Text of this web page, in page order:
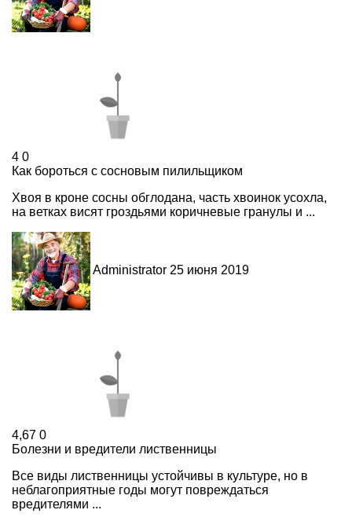
4 0
Как бороться с сосновым пилильщиком
Хвоя в кроне сосны обглодана, часть хвоинок усохла,
на ветках висят гроздьями коричневые гранулы и ...
Administrator 25 июня 2019
4,67 0
Болезни и вредители лиственницы
Все виды лиственницы устойчивы в культуре, но в
неблагоприятные годы могут повреждаться
вредителями ...